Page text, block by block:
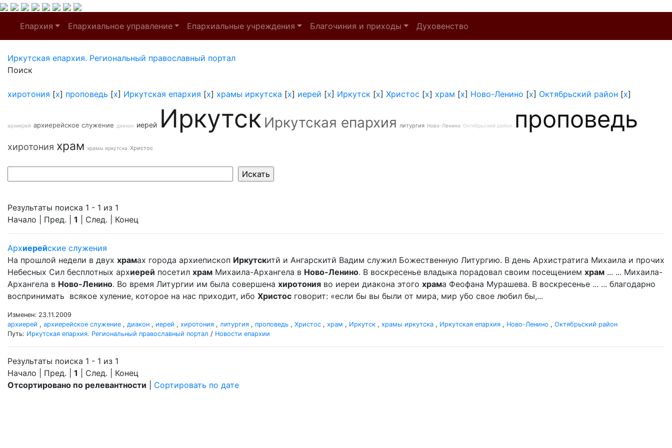
Епархия Епархиальное управление Епархиальные учреждения Благочиния и приходы Духовенство
Иркутская епархия. Региональный православный портал
Поиск
хиротония [x] проповедь [x] Иркутская епархия [x] храмы иркутска [x] иерей [x] Иркутск [x] Христос [x] храм [x] Ново-Ленино [x] Октябрьский район [x]
архиерей архиерейское служение диакон иерей Иркутск Иркутская епархия литургия Ново-Ленино Октябрьский район проповедь
хиротония храм храмы иркутска Христос
Результаты поиска 1 - 1 из 1
Начало | Пред. | 1 | След. | Конец
Архиерейские служения
На прошлой недели в двух храмах города архиепископ Иркутскитй и Ангарскитй Вадим служил Божественную Литургию. В день Архистратига Михаила и прочих
Небесных Сил бесплотных архиерей посетил храм Михаила-Архангела в Ново-Ленино. В воскресенье владыка порадовал своим посещением храм ... ... Михаила-
Архангела в Ново-Ленино. Во время Литургии им была совершена хиротония во иереи диакона этого храма Феофана Мурашева. В воскресенье ... ... благодарно
воспринимать всякое хуление, которое на нас приходит, ибо Христос говорит: «если бы вы были от мира, мир убо свое любил бы,...
Изменен: 23.11.2009
архиерей , архиерейское служение , диакон , иерей , хиротония , литургия , проповедь , Христос , храм , Иркутск , храмы иркутска , Иркутская епархия , Ново-Ленино , Октябрьский район
Путь: Иркутская епархия. Региональный православный портал / Новости епархии
Результаты поиска 1 - 1 из 1
Начало | Пред. | 1 | След. | Конец
Отсортировано по релевантности
Сортировать по дате